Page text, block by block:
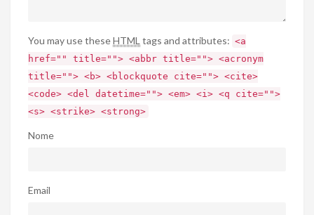
You may use theseHTML tags and attributes: <a
href="" title=""> <abbr title=""> <acronym
title=""> <b> <blockquote cite=""> <cite>
<code> <del datetime=""> <em> <i> <q cite="">
<s> <strike> <strong>
Nome
Email